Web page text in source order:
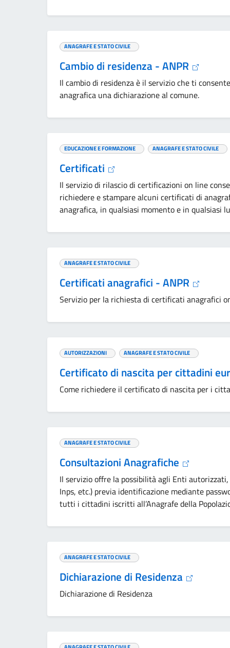
ANAGRAFE E STATO CIVILE
Cambio di residenza - ANPR
Il cambio di residenza è il servizio che ti
anagrafica una dichiarazione al comune.
EDUCAZIONE E FORMAZIONE ANAGRAFE E STATO CIVILE
Certificati
Il servizio di rilascio di certificazioni on line
richiedere e stampare alcuni certificati di
anagrafica, in qualsiasi momento e in qualsiasi
ANAGRAFE E STATO CIVILE
Certificati anagrafici - ANPR
Servizio per la richiesta di certificati anagrafici
AUTORIZZAZIONI ANAGRAFE E STATO CIVILE
Certificato di nascita per cittadini
Come richiedere il certificato di nascita per i
ANAGRAFE E STATO CIVILE
Consultazioni Anagrafiche
Il servizio offre la possibilità agli Enti
Inps, etc.) previa identificazione mediante
tutti i cittadini iscritti all’Anagrafe della
ANAGRAFE E STATO CIVILE
Dichiarazione di Residenza
Dichiarazione di Residenza